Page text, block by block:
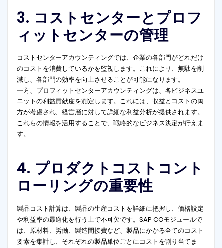
3. コストセンターとプロフ
ィットセンターの管理
コストセンターアカウンティングでは、企業の各部門がどれだけ
のコストを消費しているかを監視します。これにより、無駄を削
減し、各部門の効率を向上させることが可能になります。
一方、プロフィットセンターアカウンティングは、各ビジネスユ
ニットの利益貢献度を測定します。これには、収益とコストの両
方が考慮され、経営層に対して詳細な利益分析が提供されます。
これらの情報を活用することで、戦略的なビジネス決定が行えま
す。
4. プロダクトコストコント
ローリングの重要性
製品コスト計算は、製品の生産コストを詳細に把握し、価格設定
や利益率の最適化を行う上で不可欠です。SAP COモジュールで
は、原材料、労働、製造間接費など、製品にかかる全てのコスト
要素を集計し、それぞれの製品単位ごとにコストを割り当てま